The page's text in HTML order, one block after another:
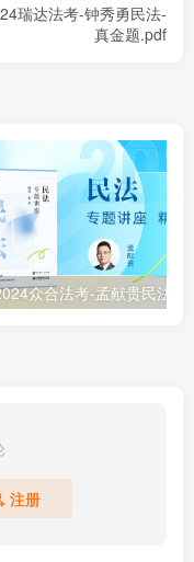
瑞达法考-钟秀勇民法-
真金题.pdf
注册